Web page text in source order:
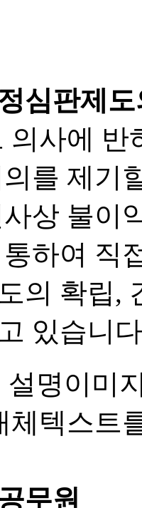
심판제
의사에
를 제기
상 불이
하여 직
의 확립,
있습니
무원